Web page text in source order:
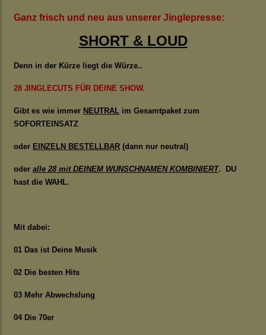
Ganz frisch und neu aus unserer Jinglepresse:
SHORT & LOUD
Denn in der Kürze liegt die Würze..
28 JINGLECUTS FÜR DEINE SHOW.
Gibt es wie immer NEUTRAL im Gesamtpaket zum
SOFORTEINSATZ
oder EINZELN BESTELLBAR (dann nur neutral)
oder alle 28 mit DEINEM WUNSCHNAMEN KOMBINIERT. DU
hast die WAHL.
Mit dabei:
01 Das ist Deine Musik
02 Die besten Hits
03 Mehr Abwechslung
04 Die 70er